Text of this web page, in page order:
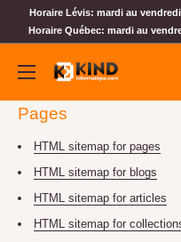
Horaire Lévis: mardi au
Horaire Québec: mardi au
Pages
HTML sitemap for pages
HTML sitemap for blogs
HTML sitemap for articles
HTML sitemap for